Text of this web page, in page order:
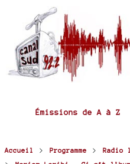
Émissions de A à Z
Accueil > Programme > Radio